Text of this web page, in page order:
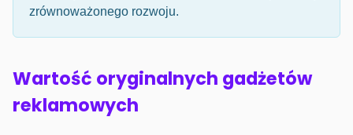
zrównoważonego rozwoju.
Wartość oryginalnych gadżetów
reklamowych